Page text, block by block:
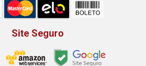
Site Seguro